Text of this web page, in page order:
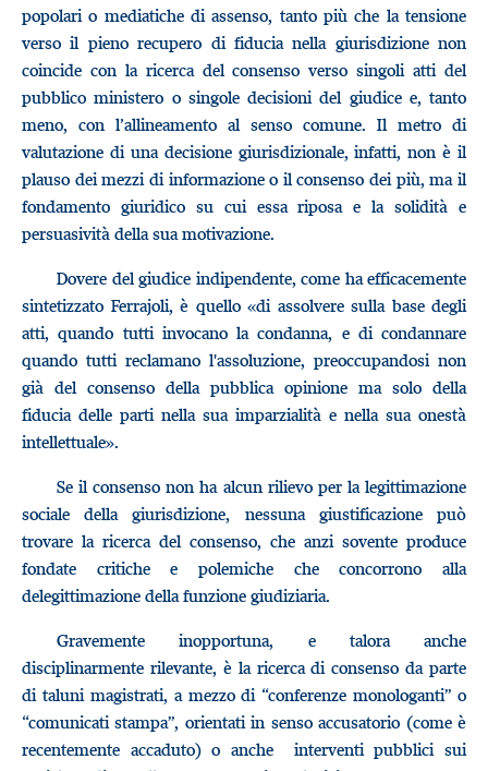
popolari o mediatiche di assenso, tanto più che la tensione
verso il pieno recupero di fiducia nella giurisdizione non
coincide con la ricerca del consenso verso singoli atti del
pubblico ministero o singole decisioni del giudice e, tanto
meno, con l’allineamento al senso comune. Il metro di
valutazione di una decisione giurisdizionale, infatti, non è il
plauso dei mezzi di informazione o il consenso dei più, ma il
fondamento giuridico su cui essa riposa e la solidità e
persuasività della sua motivazione.
Dovere del giudice indipendente, come ha efficacemente
sintetizzato Ferrajoli, è quello «di assolvere sulla base degli
atti, quando tutti invocano la condanna, e di condannare
quando tutti reclamano l'assoluzione, preoccupandosi non
già del consenso della pubblica opinione ma solo della
fiducia delle parti nella sua imparzialità e nella sua onestà
intellettuale».
Se il consenso non ha alcun rilievo per la legittimazione
sociale della giurisdizione, nessuna giustificazione può
trovare la ricerca del consenso, che anzi sovente produce
fondate critiche e polemiche che concorrono alla
delegittimazione della funzione giudiziaria.
Gravemente inopportuna, e talora anche
disciplinarmente rilevante, è la ricerca di consenso da parte
di taluni magistrati, a mezzo di “conferenze monologanti” o
“comunicati stampa”, orientati in senso accusatorio (come è
recentemente accaduto) o anche interventi pubblici sui